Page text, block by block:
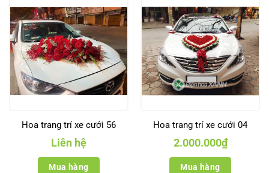
Hoa trang trí xe cưới 56
Liên hệ
Mua hàng
Hoa trang trí xe cưới 04
2.000.000₫
Mua hàng